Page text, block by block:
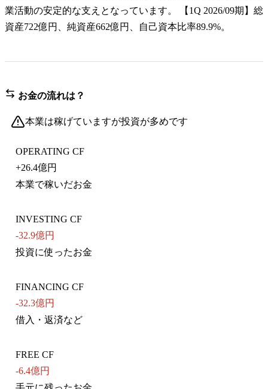
業活動の安定的な支えとなっています。 【1Q 2026/09期】総
資産722億円、純資産662億円、自己資本比率89.9%。
お金の流れは？
本業は稼げていますが投資が多めです
OPERATING CF
+26.4億円
本業で稼いだお金
INVESTING CF
-32.9億円
投資に使ったお金
FINANCING CF
-32.3億円
借入・返済など
FREE CF
-6.4億円